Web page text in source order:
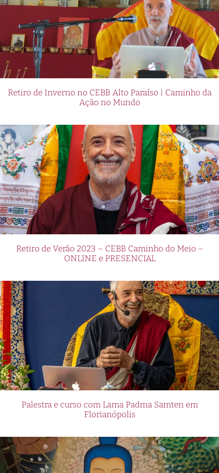
Retiro de Inverno no CEBB Alto Paraíso | Caminho da
Ação no Mundo
Retiro de Verão 2023 – CEBB Caminho do Meio –
ONLINE e PRESENCIAL
Palestra e curso com Lama Padma Samten em
Florianópolis